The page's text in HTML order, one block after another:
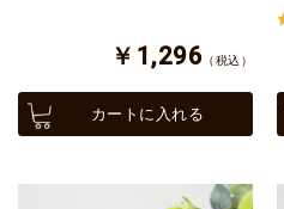
￥1,296 （税込）
カートに入れる